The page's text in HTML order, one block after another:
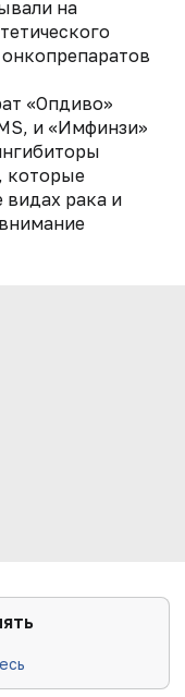
на
«Опдиво»
и «Имфинзи»
которые
видах рака и